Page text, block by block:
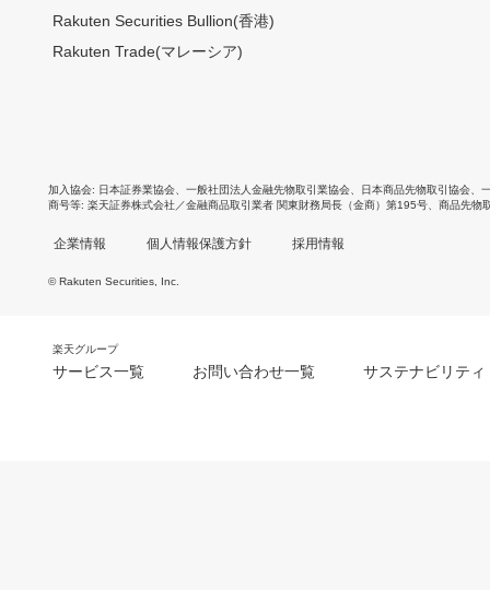
Rakuten Securities Bullion(香港)
Rakuten Trade(マレーシア)
加入協会 日本証券業協会 一般社団法人金融先物取引業協会 日本商品先物取引協会
商号等 楽天証券株式会社／金融商品取引業者 関東財務局長（金商）第195号、商品先物
企業情報 個人情報保護方針 採用情報
© Rakuten Securities, Inc.
楽天グループ
サービス一覧 お問い合わせ一覧 サステナビリティ